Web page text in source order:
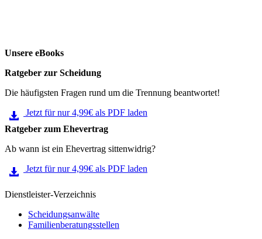
Unsere eBooks
Ratgeber zur Scheidung
Die häufigsten Fragen rund um die Trennung beantwortet!
Jetzt für nur 4,99€ als PDF laden
Ratgeber zum Ehevertrag
Ab wann ist ein Ehevertrag sittenwidrig?
Jetzt für nur 4,99€ als PDF laden
Dienstleister-Verzeichnis
Scheidungsanwälte
Familienberatungsstellen